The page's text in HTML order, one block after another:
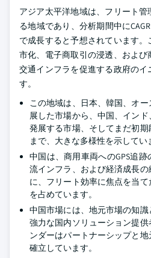
アジア太平洋地域は、フリート
る地域であり、分析期間中に
で成長すると予想されています
市化、電子商取引の浸透、および
交通インフラを促進する政府のイ
す。
この地域は、日本、韓国、オ
展した市場から、中国、イン
発展する市場、そしてまだ初
まで、大きな多様性を示してい
中国は、商用車両へのGPS追
流インフラ、および経済成長
に、フリート効率に焦点を当
を占めています。
中国市場には、地元市場の知
強力な国内ソリューション提
ンダーはパートナーシップと
確立しています。